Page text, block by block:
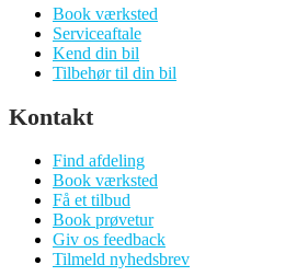
Book værksted
Serviceaftale
Kend din bil
Tilbehør til din bil
Kontakt
Find afdeling
Book værksted
Få et tilbud
Book prøvetur
Giv os feedback
Tilmeld nyhedsbrev